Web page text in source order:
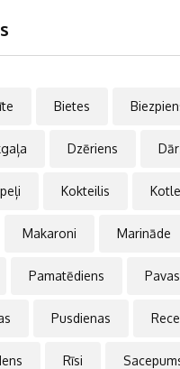
Bietes
Dzēriens
Kokteilis
Makaroni Marināde
Pamatēdiens
Pusdienas
Rīsi